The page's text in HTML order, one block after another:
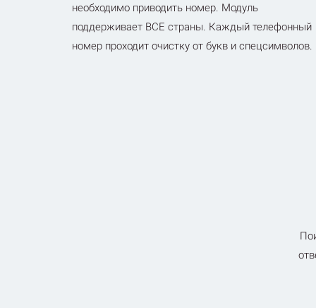
необходимо приводить номер. Модуль
поддерживает ВСЕ страны. Каждый телефонный
номер проходит очистку от букв и спецсимволов.